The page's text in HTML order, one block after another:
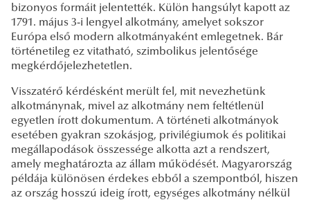
bizonyos formáit jelentették. Külön hangsúlyt kapott az
1791. május 3-i lengyel alkotmány, amelyet sokszor
Európa első modern alkotmányaként emlegetnek. Bár
történetileg ez vitatható, szimbolikus jelentősége
megkérdőjelezhetetlen.
Visszatérő kérdésként merült fel, mit nevezhetünk
alkotmánynak, mivel az alkotmány nem feltétlenül
egyetlen írott dokumentum. A történeti alkotmányok
esetében gyakran szokásjog, privilégiumok és politikai
megállapodások összessége alkotta azt a rendszert,
amely meghatározta az állam működését. Magyarország
példája különösen érdekes ebből a szempontból, hiszen
az ország hosszú ideig írott, egységes alkotmány nélkül